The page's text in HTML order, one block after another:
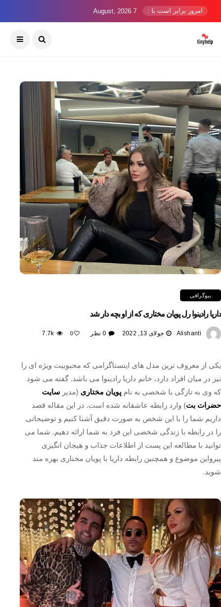
امروز برابر است با : 7 August, 2026
بیوگرافی
داریا رادینوا رل پویان مختاری که از او بچه دار شد
Alishanti جولای 13, 2022 0 نظر 0
7.7k
یکی از معروف ترین مدل های اینستاگرامی که محبوبیت ویژه ای را
نیز در میان افراد دارد، خانم داریا رادینوا می باشد. گفته می شود
که وی به تازگی با شخصی به نام پویان مختاری (مدیر سایت
حضرات بت) وارد رابطه عاشقانه شده است. در این مقاله قصد
داریم شما را با این شخص به صورت دقیق آشنا کنیم و توضیحاتی
را در رابطه با زندگی شخصی این فرد به شما ارائه دهیم. شما می
توانید با مطالعه این پست از اطلاعات جذاب و هیجان انگیزی
پیرواین موضوع و همچنین رابطه داریا با پویان مختاری بهره مند
شوید.